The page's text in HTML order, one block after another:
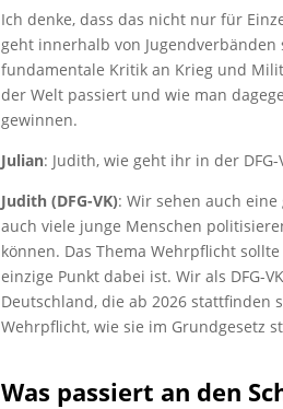
Ich denke, dass das nicht nur für
geht innerhalb von
fundamentale Kritik an Krieg und
der Welt passiert und wie man
gewinnen.
Julian: Judith, wie geht ihr in der
Judith (DFG-VK): Wir sehen auch
auch viele junge Menschen
können. Das Thema Wehrpflicht
einzige Punkt dabei ist. Wir als DFG-
Deutschland, die ab 2026 stattfinden
Wehrpflicht, wie sie im Grundgesetz
Was passiert an den